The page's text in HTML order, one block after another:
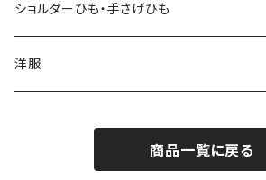
ショルダーひも・手さげひも
洋服
商品一覧に戻る